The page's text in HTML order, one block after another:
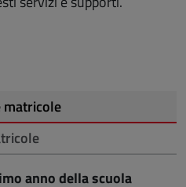
matricole
anno della scuola